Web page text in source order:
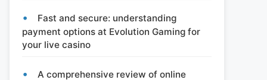
Fast and secure: understanding
payment options at Evolution Gaming for
your live casino
A comprehensive review of online